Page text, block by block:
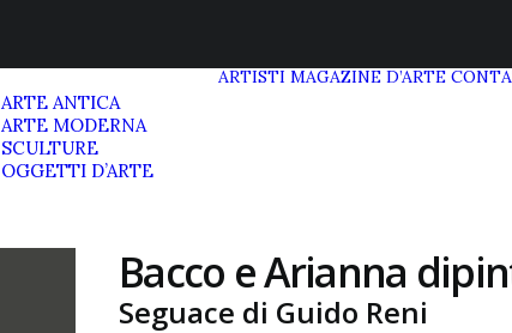
ARTE ANTICA
ARTE MODERNA
SCULTURE
OGGETTI D’ARTE
ARTISTI MAGAZINE D’ARTE
Bacco e Arianna
Seguace di Guido Reni